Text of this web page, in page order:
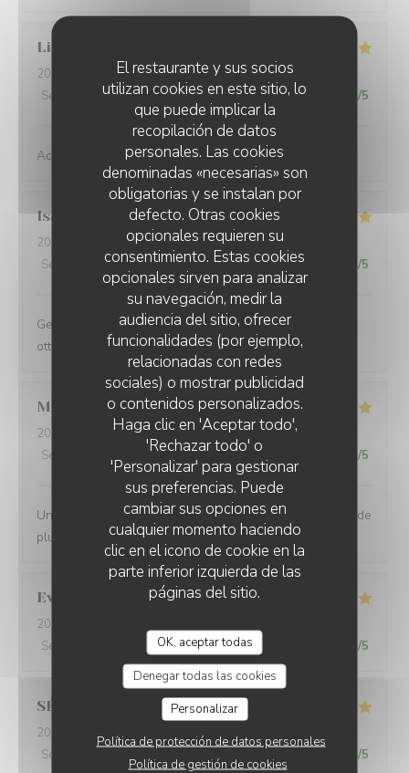
El restaurante y sus socios
utilizan cookies en este sitio, lo
que puede implicar la
recopilación de datos
personales. Las cookies
denominadas «necesarias» son
obligatorias y se instalan por
defecto. Otras cookies
opcionales requieren su
consentimiento. Estas cookies
opcionales sirven para analizar
su navegación, medir la
audiencia del sitio, ofrecer
funcionalidades (por ejemplo,
relacionadas con redes
sociales) o mostrar publicidad
o contenidos personalizados.
Haga clic en 'Aceptar todo',
'Rechazar todo' o
'Personalizar' para gestionar
sus preferencias. Puede
cambiar sus opciones en
cualquier momento haciendo
clic en el icono de cookie en la
parte inferior izquierda de las
páginas del sitio.
OK, aceptar todas
Denegar todas las cookies
Personalizar
Política de protección de datos personales
Política de gestión de cookies
Lionel
2024-11-10
- 12:30 - Invitados 7
Servicio
/5 Ambiente:4/5 Menú : 5/5 Calidad / Precio /5
Accueil très chaleureux, service et cuisine excellents...
Isabella
2024-11-09
- 21:00 - Invitados 3
Servicio
/5 Ambiente : 4/5 Menú: 4/5 Calidad / Precio /5
Gestione molto ospitale e personale gentilissimo. Cibo
ottimo. Torneremo
MICHAELA L
2023-10-29
- 12:30 - Invitados 3
Servicio
Ambiente: 5/5 Menú:5/5 Calidad / Precio /5
Un très bon accueil, un excellent repas, que demander de
plus. Je recommande.
Eve
2023-10-30
Servicio
Ambiente:5/5 Menú:5/5 /5
SÉBASTIEN
2023-10-29 - 20:00 - Invitados 3
Servicio
Ambiente Menú 4/5